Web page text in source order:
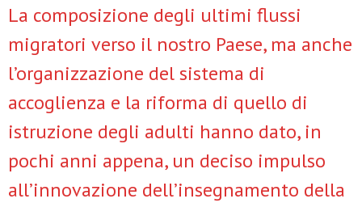
La composizione degli ultimi flussi
migratori verso il nostro Paese, ma anche
l’organizzazione del sistema di
accoglienza e la riforma di quello di
istruzione degli adulti hanno dato, in
pochi anni appena, un deciso impulso
all’innovazione dell’insegnamento della